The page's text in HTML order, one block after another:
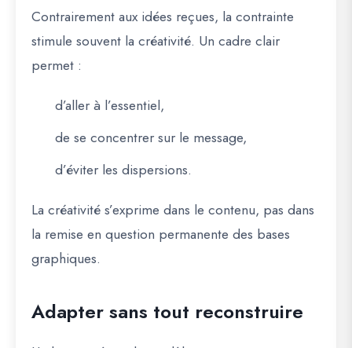
Contrairement aux idées reçues, la contrainte
stimule souvent la créativité. Un cadre clair
permet :
d’aller à l’essentiel,
de se concentrer sur le message,
d’éviter les dispersions.
La créativité s’exprime dans le contenu, pas dans
la remise en question permanente des bases
graphiques.
Adapter sans tout reconstruire